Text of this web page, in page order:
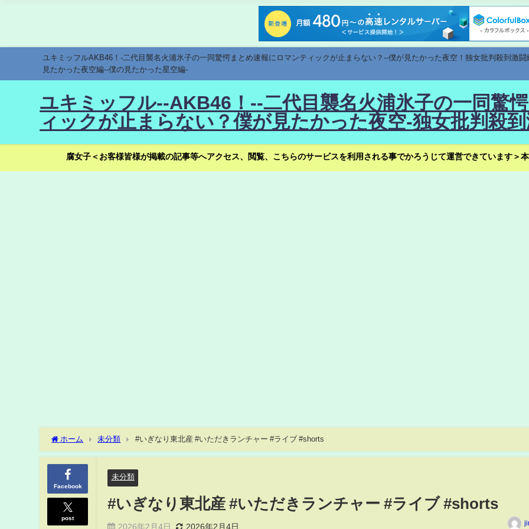
ユキミッフルAKB46！-二代目襲名火浦氷子の一同驚愕まとめ速報にロマンティックが止まらない？--僕が見たかった夜空！独女批判殺到激
見たかった夜空編--僕の見たかった星空編-
ユキミッフル--AKB46！--二代目襲名火浦氷子の一同驚
ィックが止まらない？僕が見たかった夜空-独女批判殺
腐女子＜お客様皆様が掲載の記事等へアクセス、閲覧、こちらのサービスを利用される事でかろうじて運営できています＞
ホーム 未分類 #いぎなり東北産 #いただきランチャー #ライブ #shorts
Facebook
post
未分類
#いぎなり東北産 #いただきランチャー #ライブ #shorts
2026年2月4日 2026年2月4日